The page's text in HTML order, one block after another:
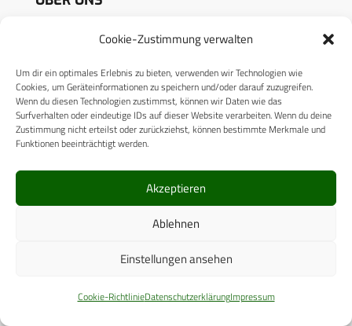
Cookie-Zustimmung verwalten
Um dir ein optimales Erlebnis zu bieten, verwenden wir Technologien wie
Cookies, um Geräteinformationen zu speichern und/oder darauf zuzugreifen.
Wenn du diesen Technologien zustimmst, können wir Daten wie das
Surfverhalten oder eindeutige IDs auf dieser Website verarbeiten. Wenn du deine
Zustimmung nicht erteilst oder zurückziehst, können bestimmte Merkmale und
Funktionen beeinträchtigt werden.
Akzeptieren
Ablehnen
Einstellungen ansehen
Cookie-RichtlinieDatenschutzerklärungImpressum
CPM VERLAG
CPM PUBLICATIONS
CPM EVENTS
KONTAKT
RECHTLICHES